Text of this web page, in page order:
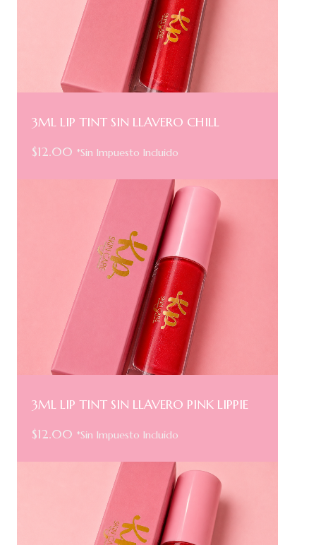
3ML LIP TINT SIN LLAVERO CHILL
$12.00 *Sin Impuesto Incluido
3ML LIP TINT SIN LLAVERO PINK LIPPIE
$12.00 *Sin Impuesto Incluido